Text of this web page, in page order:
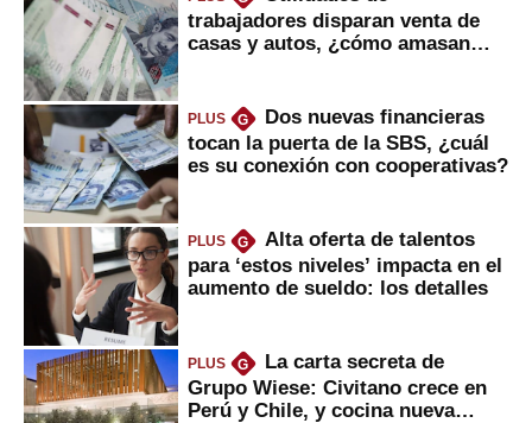
trabajadores disparan venta de
casas y autos, ¿cómo amasan
PLUS G
Dos nuevas financieras
tocan la puerta de la SBS, ¿cuál
es su conexión con cooperativas?
PLUS G
Alta oferta de talentos
para ‘estos niveles’ impacta en el
aumento de sueldo: los detalles
PLUS G
La carta secreta de
Grupo Wiese: Civitano crece en
Perú y Chile, y cocina nueva